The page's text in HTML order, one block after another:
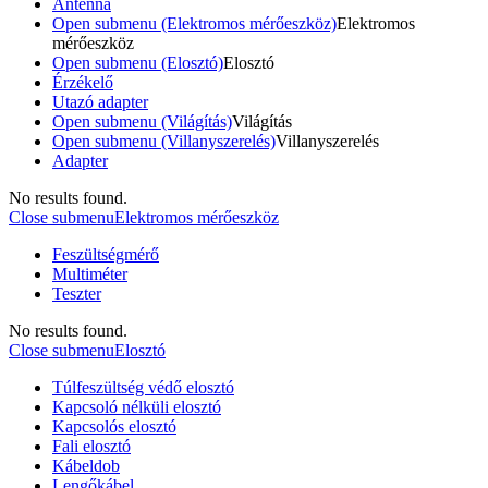
Antenna
Open submenu (Elektromos mérőeszköz)Elektromos
mérőeszköz
Open submenu (Elosztó)Elosztó
Érzékelő
Utazó adapter
Open submenu (Világítás)Világítás
Open submenu (Villanyszerelés)Villanyszerelés
Adapter
No results found.
Close submenuElektromos mérőeszköz
Feszültségmérő
Multiméter
Teszter
No results found.
Close submenuElosztó
Túlfeszültség védő elosztó
Kapcsoló nélküli elosztó
Kapcsolós elosztó
Fali elosztó
Kábeldob